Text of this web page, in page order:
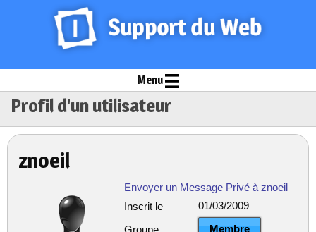
Menu
Profil d'un utilisateur
znoeil
Envoyer un Message Privé à znoeil
Inscrit le
01/03/2009
Membre